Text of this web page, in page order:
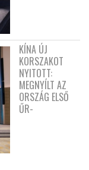
KÍNA ÚJ
KORSZAKOT
NYITOTT:
MEGNYÍLT AZ
ORSZÁG ELSŐ
ŰR-